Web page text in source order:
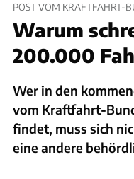
POST VOM KRAFTFAHRT-
Warum
200.000
Wer in den
vom Kraftfahrt-
findet, muss sich
eine andere